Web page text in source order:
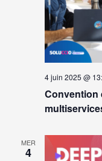
Convention
4 juin 2025 @
MER
4